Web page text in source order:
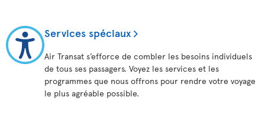
Services spéciaux
Air Transat s’efforce de combler les besoins individuels
de tous ses passagers. Voyez les services et les
programmes que nous offrons pour rendre votre voyage
le plus agréable possible.